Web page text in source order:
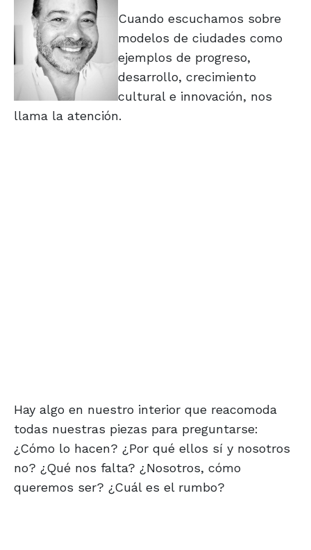
Cuando escuchamos sobre
modelos de ciudades como
ejemplos de progreso,
desarrollo, crecimiento
cultural e innovación, nos
llama la atención.
Hay algo en nuestro interior que reacomoda
todas nuestras piezas para preguntarse:
¿Cómo lo hacen? ¿Por qué ellos sí y nosotros
no? ¿Qué nos falta? ¿Nosotros, cómo
queremos ser? ¿Cuál es el rumbo?